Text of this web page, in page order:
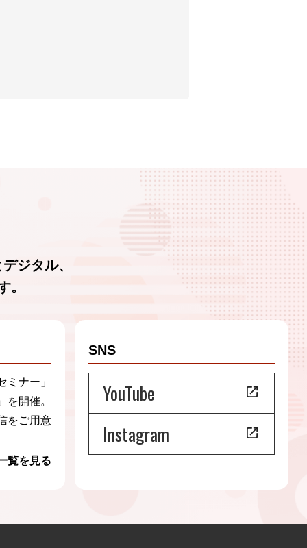
ービスを提供できない場合があ
ジタル、
。
ミナー」
を開催。
をご用意
覧を見る
SNS
YouTube
Instagram